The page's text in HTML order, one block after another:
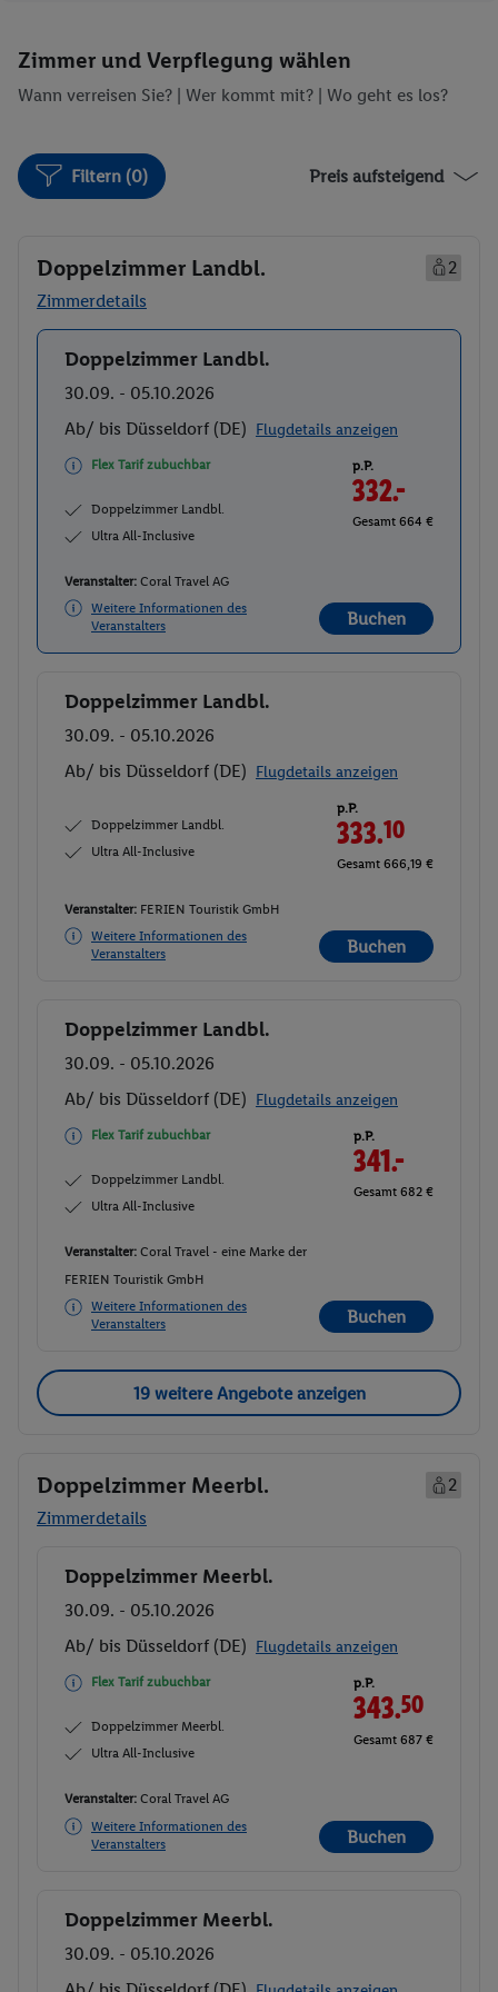
Zimmer und Verpflegung wählen
Wann verreisen Sie? | Wer kommt mit? | Wo geht es los?
Filtern (0) Preis aufsteigend
Doppelzimmer Landbl.
2
Zimmerdetails
Buchen
Doppelzimmer Landbl.
30.09. - 05.10.2026
Ab/ bis Düsseldorf (DE) Flugdetails anzeigen
Flex Tarif zubuchbar
Doppelzimmer Landbl.
Ultra All-Inclusive
p.P.
332.-
Gesamt 664 €
Veranstalter: Coral Travel AG
Weitere Informationen des
Veranstalters
Buchen
Buchen
Doppelzimmer Landbl.
30.09. - 05.10.2026
Ab/ bis Düsseldorf (DE) Flugdetails anzeigen
Doppelzimmer Landbl.
Ultra All-Inclusive
p.P.
333.10
Gesamt 666,19 €
Veranstalter: FERIEN Touristik GmbH
Weitere Informationen des
Veranstalters
Buchen
Buchen
Doppelzimmer Landbl.
30.09. - 05.10.2026
Ab/ bis Düsseldorf (DE) Flugdetails anzeigen
Flex Tarif zubuchbar
Doppelzimmer Landbl.
Ultra All-Inclusive
p.P.
341.-
Gesamt 682 €
Veranstalter: Coral Travel - eine Marke der
FERIEN Touristik GmbH
Weitere Informationen des
Veranstalters
Buchen
19 weitere Angebote anzeigen
Doppelzimmer Meerbl.
2
Zimmerdetails
Buchen
Doppelzimmer Meerbl.
30.09. - 05.10.2026
Ab/ bis Düsseldorf (DE) Flugdetails anzeigen
Flex Tarif zubuchbar
Doppelzimmer Meerbl.
Ultra All-Inclusive
p.P.
343.50
Gesamt 687 €
Veranstalter: Coral Travel AG
Weitere Informationen des
Veranstalters
Buchen
Buchen
Doppelzimmer Meerbl.
30.09. - 05.10.2026